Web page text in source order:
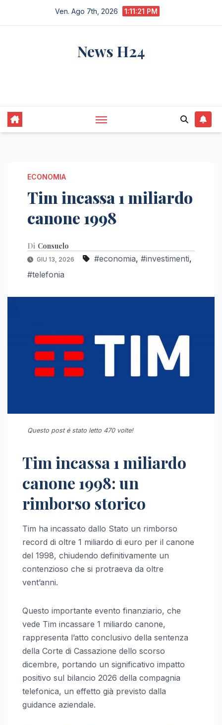
Ven. Ago 7th, 2026 1:11:22 PM
News H24
ECONOMIA
Tim incassa 1 miliardo
canone 1998
Di Consuelo
GIU 13, 2026 #economia, #investimenti,
#telefonia
Questo post é stato letto 470 volte!
Tim incassa 1 miliardo
canone 1998: un
rimborso storico
Tim ha incassato dallo Stato un rimborso
record di oltre 1 miliardo di euro per il canone
del 1998, chiudendo definitivamente un
contenzioso che si protraeva da oltre
vent’anni.
Questo importante evento finanziario, che
vede Tim incassare 1 miliardo canone,
rappresenta l’atto conclusivo della sentenza
della Corte di Cassazione dello scorso
dicembre, portando un significativo impatto
positivo sul bilancio 2026 della compagnia
telefonica, un effetto già previsto dalla
guidance aziendale.